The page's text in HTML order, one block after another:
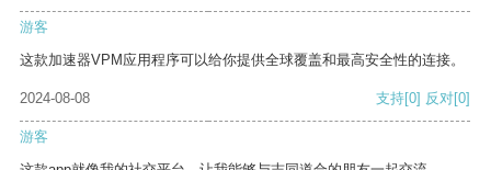
游客
这款加速器VPM应用程序可以给你提供全球覆盖和最高安全性的连接。
2024-08-08 支持[0] 反对[0]
游客